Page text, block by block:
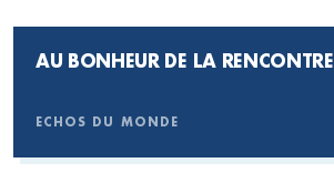
AU BONHEUR DE LA RENCONTRE
ECHOS DU MONDE